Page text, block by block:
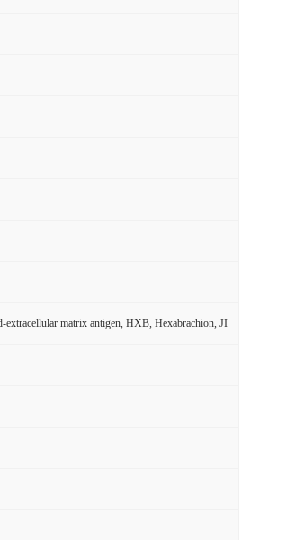
matrix antigen, HXB, Hexabrachion, JI